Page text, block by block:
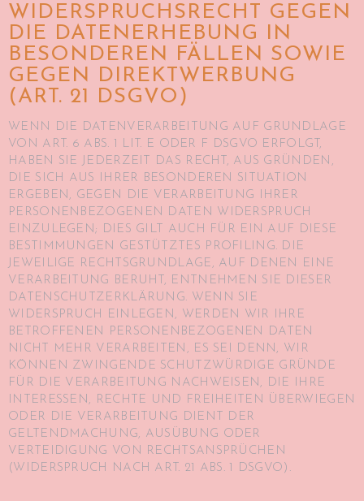
WIDERSPRUCHSRECHT GEGEN
DIE DATENERHEBUNG IN
BESONDEREN FÄLLEN SOWIE
GEGEN DIREKTWERBUNG
(ART. 21 DSGVO)
WENN DIE DATENVERARBEITUNG AUF GRUNDLAGE
VON ART. 6 ABS. 1 LIT. E ODER F DSGVO ERFOLGT,
HABEN SIE JEDERZEIT DAS RECHT, AUS GRÜNDEN,
DIE SICH AUS IHRER BESONDEREN SITUATION
ERGEBEN, GEGEN DIE VERARBEITUNG IHRER
PERSONENBEZOGENEN DATEN WIDERSPRUCH
EINZULEGEN; DIES GILT AUCH FÜR EIN AUF DIESE
BESTIMMUNGEN GESTÜTZTES PROFILING. DIE
JEWEILIGE RECHTSGRUNDLAGE, AUF DENEN EINE
VERARBEITUNG BERUHT, ENTNEHMEN SIE DIESER
DATENSCHUTZERKLÄRUNG. WENN SIE
WIDERSPRUCH EINLEGEN, WERDEN WIR IHRE
BETROFFENEN PERSONENBEZOGENEN DATEN
NICHT MEHR VERARBEITEN, ES SEI DENN, WIR
KÖNNEN ZWINGENDE SCHUTZWÜRDIGE GRÜNDE
FÜR DIE VERARBEITUNG NACHWEISEN, DIE IHRE
INTERESSEN, RECHTE UND FREIHEITEN ÜBERWIEGEN
ODER DIE VERARBEITUNG DIENT DER
GELTENDMACHUNG, AUSÜBUNG ODER
VERTEIDIGUNG VON RECHTSANSPRÜCHEN
(WIDERSPRUCH NACH ART. 21 ABS. 1 DSGVO).